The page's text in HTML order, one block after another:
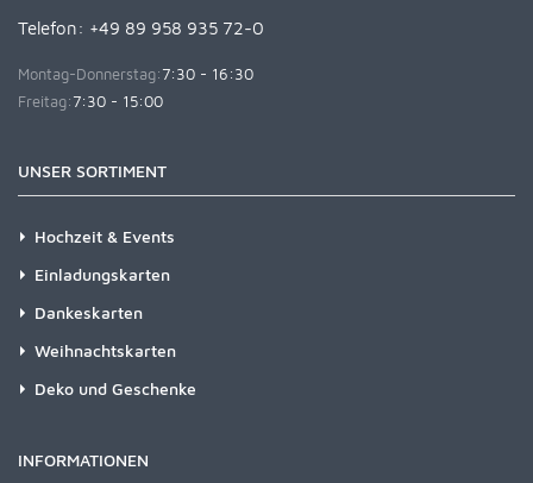
Telefon: +49 89 958 935 72-0
Montag-Donnerstag:7:30 - 16:30
Freitag:7:30 - 15:00
UNSER SORTIMENT
Hochzeit & Events
Einladungskarten
Dankeskarten
Weihnachtskarten
Deko und Geschenke
INFORMATIONEN